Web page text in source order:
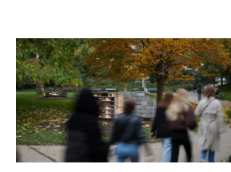
Kontakt
Novinky
Pro média
Pronájem prostor
Volné pozice